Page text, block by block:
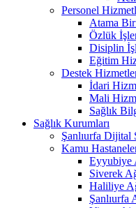
Personel
Atama
Özlük
Disiplin
Eğitim
Destek
İdari
Mali
Sağlık
Sağlık Kurumları
Şanlıurfa Dijital
Kamu
Eyyubiye
Siverek
Haliliye
Şanlıurfa